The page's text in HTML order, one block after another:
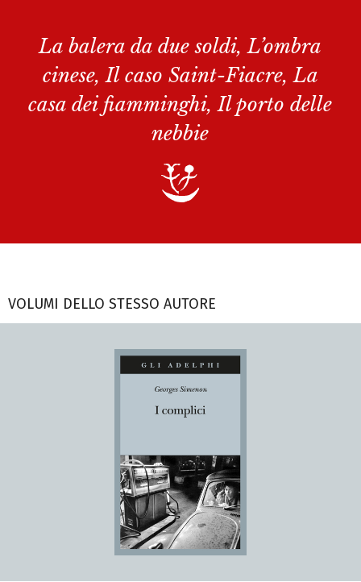
La balera da due soldi, L’ombra
cinese, Il caso Saint-Fiacre, La
casa dei fiamminghi, Il porto delle
nebbie
VOLUMI DELLO STESSO AUTORE